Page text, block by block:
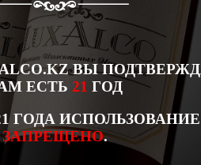
ВЫ
ЕСТЬ 21 ГОД
ГОДА
ЗАПРЕЩЕНО.